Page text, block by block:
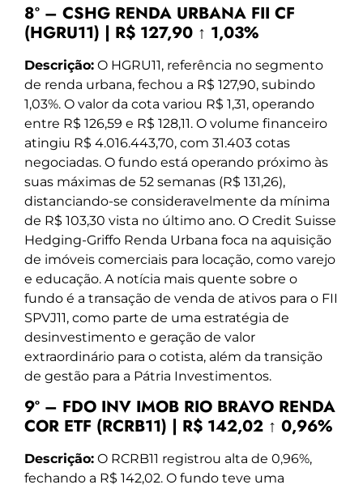
8º – CSHG RENDA URBANA FII CF
(HGRU11) | R$ 127,90 ↑ 1,03%
Descrição: O HGRU11, referência no segmento
de renda urbana, fechou a R$ 127,90, subindo
1,03%. O valor da cota variou R$ 1,31, operando
entre R$ 126,59 e R$ 128,11. O volume financeiro
atingiu R$ 4.016.443,70, com 31.403 cotas
negociadas. O fundo está operando próximo às
suas máximas de 52 semanas (R$ 131,26),
distanciando-se consideravelmente da mínima
de R$ 103,30 vista no último ano. O Credit Suisse
Hedging-Griffo Renda Urbana foca na aquisição
de imóveis comerciais para locação, como varejo
e educação. A notícia mais quente sobre o
fundo é a transação de venda de ativos para o FII
SPVJ11, como parte de uma estratégia de
desinvestimento e geração de valor
extraordinário para o cotista, além da transição
de gestão para a Pátria Investimentos.
9º – FDO INV IMOB RIO BRAVO RENDA
COR ETF (RCRB11) | R$ 142,02 ↑ 0,96%
Descrição: O RCRB11 registrou alta de 0,96%,
fechando a R$ 142,02. O fundo teve uma